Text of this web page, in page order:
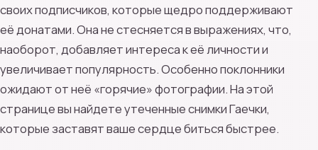
своих подписчиков, которые щедро поддерживают
её донатами. Она не стесняется в выражениях, что,
наоборот, добавляет интереса к её личности и
увеличивает популярность. Особенно поклонники
ожидают от неё «горячие» фотографии. На этой
странице вы найдете утеченные снимки Гаечки,
которые заставят ваше сердце биться быстрее.